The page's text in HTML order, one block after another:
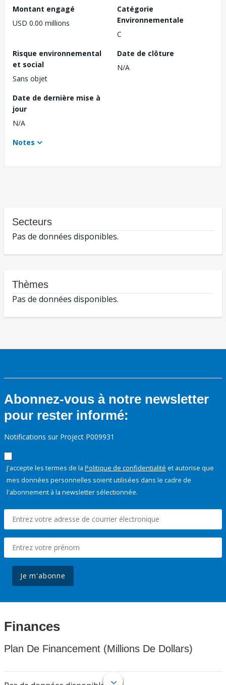
Montant engagé
USD 0.00 millions
Catégorie
Environnementale
C
Risque environnemental
et social
Sans objet
Date de clôture
N/A
Date de dernière mise à
jour
N/A
Notes
Secteurs
Pas de données disponibles.
Thèmes
Pas de données disponibles.
Abonnez-vous à notre newsletter
pour rester informé:
Notifications sur Project P009931
J'accepte les termes de la Politique de confidentialité et autorise que
mes données personnelles soient utilisées dans le cadre de
l'abonnement à la newsletter sélectionnée.
Je m'abonne
Finances
Plan De Financement (Millions De Dollars)